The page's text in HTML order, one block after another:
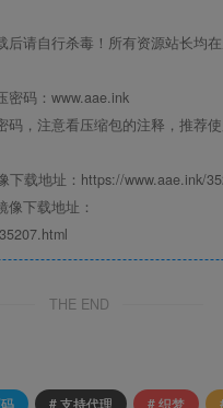
后请自行杀毒！所有资源站长均
密码：www.aae.ink
码，注意看压缩包的注释，推荐
下载地址：https://www.aae.ink/
像下载地址：
THE END
# 支持代理 # 织梦